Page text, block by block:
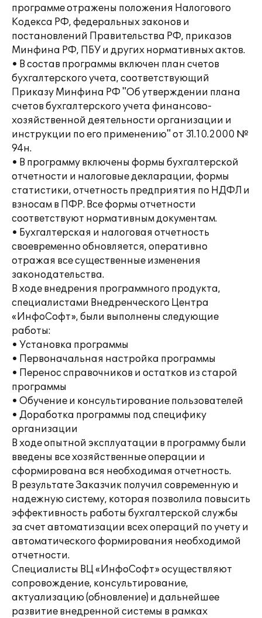
программе отражены положения Налогового
Кодекса РФ, федеральных законов и
постановлений Правительства РФ, приказов
Минфина РФ, ПБУ и других нормативных актов.
• В состав программы включен план счетов
бухгалтерского учета, соответствующий
Приказу Минфина РФ "Об утверждении плана
счетов бухгалтерского учета финансово-
хозяйственной деятельности организации и
инструкции по его применению" от 31.10.2000 №
94н.
• В программу включены формы бухгалтерской
отчетности и налоговые декларации, формы
статистики, отчетность предприятия по НДФЛ и
взносам в ПФР. Все формы отчетности
соответствуют нормативным документам.
• Бухгалтерская и налоговая отчетность
своевременно обновляется, оперативно
отражая все существенные изменения
законодательства.
В ходе внедрения программного продукта,
специалистами Внедренческого Центра
«ИнфоСофт», были выполнены следующие
работы:
• Установка программы
• Первоначальная настройка программы
• Перенос справочников и остатков из старой
программы
• Обучение и консультирование пользователей
• Доработка программы под специфику
организации
В ходе опытной эксплуатации в программу были
введены все хозяйственные операции и
сформирована вся необходимая отчетность.
В результате Заказчик получил современную и
надежную систему, которая позволила повысить
эффективность работы бухгалтерской службы
за счет автоматизации всех операций по учету и
автоматического формирования необходимой
отчетности.
Специалисты ВЦ «ИнфоСофт» осуществляют
сопровождение, консультирование,
актуализацию (обновление) и дальнейшее
развитие внедренной системы в рамках